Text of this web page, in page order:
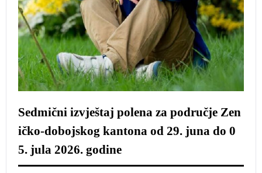
Sedmični izvještaj polena za područje Zen
ičko-dobojskog kantona od 29. juna do 0
5. jula 2026. godine